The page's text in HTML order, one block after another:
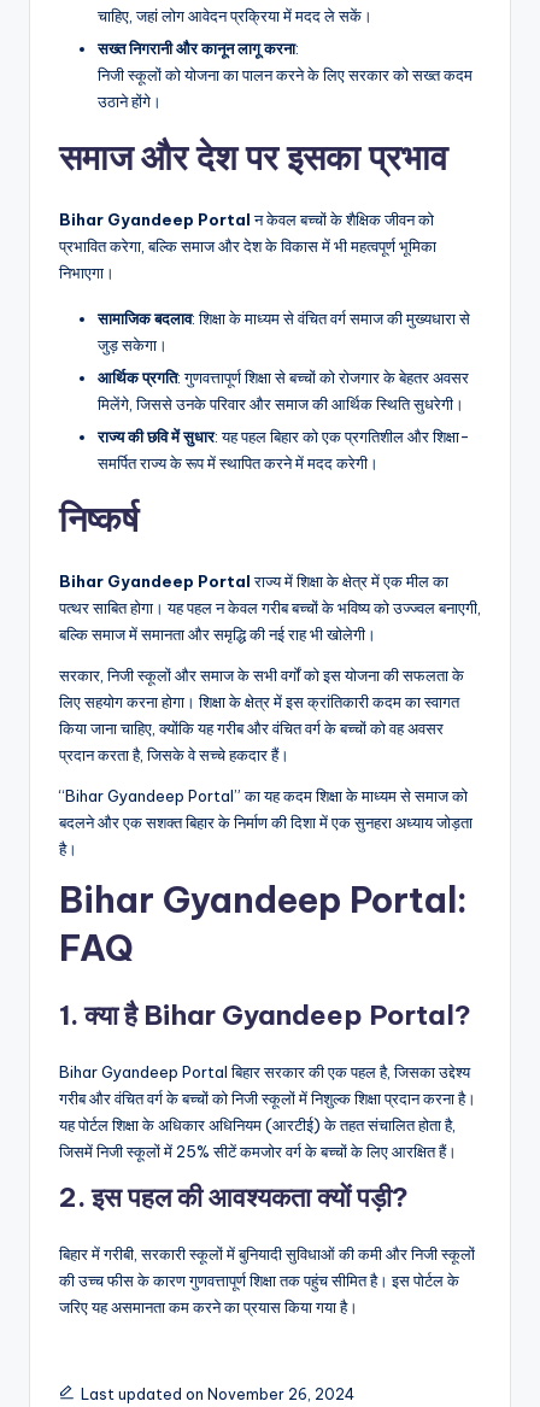
चाहिए, जहां लोग आवेदन प्रक्रिया में मदद ले सकें।
सख्त निगरानी और कानून लागू करना:
निजी स्कूलों को योजना का पालन करने के लिए सरकार को सख्त कदम
उठाने होंगे।
समाज और देश पर इसका प्रभाव
Bihar Gyandeep Portalन केवल बच्चों के शैक्षिक जीवन को
प्रभावित करेगा, बल्कि समाज और देश के विकास में भी महत्वपूर्ण भूमिका
निभाएगा।
सामाजिक बदलाव: शिक्षा के माध्यम से वंचित वर्ग समाज की मुख्यधारा से
जुड़ सकेगा।
आर्थिक प्रगति: गुणवत्तापूर्ण शिक्षा से बच्चों को रोजगार के बेहतर अवसर
मिलेंगे, जिससे उनके परिवार और समाज की आर्थिक स्थिति सुधरेगी।
राज्य की छवि में सुधार: यह पहल बिहार को एक प्रगतिशील और शिक्षा-
समर्पित राज्य के रूप में स्थापित करने में मदद करेगी।
निष्कर्ष
Bihar Gyandeep Portalराज्य में शिक्षा के क्षेत्र में एक मील का
पत्थर साबित होगा। यह पहल न केवल गरीब बच्चों के भविष्य को उज्ज्वल बनाएगी,
बल्कि समाज में समानता और समृद्धि की नई राह भी खोलेगी।
सरकार, निजी स्कूलों और समाज के सभी वर्गों को इस योजना की सफलता के
लिए सहयोग करना होगा। शिक्षा के क्षेत्र में इस क्रांतिकारी कदम का स्वागत
किया जाना चाहिए, क्योंकि यह गरीब और वंचित वर्ग के बच्चों को वह अवसर
प्रदान करता है, जिसके वे सच्चे हकदार हैं।
“Bihar Gyandeep Portal” का यह कदम शिक्षा के माध्यम से समाज को
बदलने और एक सशक्त बिहार के निर्माण की दिशा में एक सुनहरा अध्याय जोड़ता
है।
Bihar Gyandeep Portal:
FAQ
1. क्या है Bihar Gyandeep Portal?
Bihar Gyandeep Portal बिहार सरकार की एक पहल है, जिसका उद्देश्य
गरीब और वंचित वर्ग के बच्चों को निजी स्कूलों में निशुल्क शिक्षा प्रदान करना है।
यह पोर्टल शिक्षा के अधिकार अधिनियम (आरटीई) के तहत संचालित होता है,
जिसमें निजी स्कूलों में 25% सीटें कमजोर वर्ग के बच्चों के लिए आरक्षित हैं।
2. इस पहल की आवश्यकता क्यों पड़ी?
बिहार में गरीबी, सरकारी स्कूलों में बुनियादी सुविधाओं की कमी और निजी स्कूलों
की उच्च फीस के कारण गुणवत्तापूर्ण शिक्षा तक पहुंच सीमित है। इस पोर्टल के
जरिए यह असमानता कम करने का प्रयास किया गया है।
Last updated on November 26, 2024